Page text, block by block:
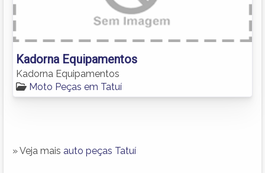
Kadorna Equipamentos
Kadorna Equipamentos
Moto Peças em Tatuí
» Veja mais auto peças Tatuí